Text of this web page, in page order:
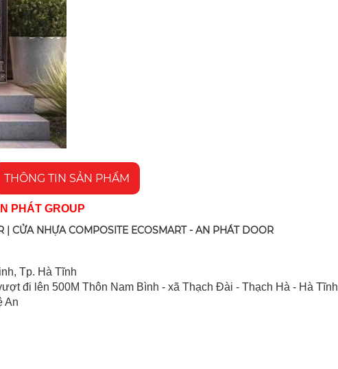
THÔNG TIN SẢN PHẨM
PHÁT GROUP
CỬA NHỰA COMPOSITE ECOSMART - AN PHÁT DOOR
Tp. Hà Tĩnh
đi lên 500M Thôn Nam Bình - xã Thạch Đài - Thạch Hà - Hà Tĩnh
An